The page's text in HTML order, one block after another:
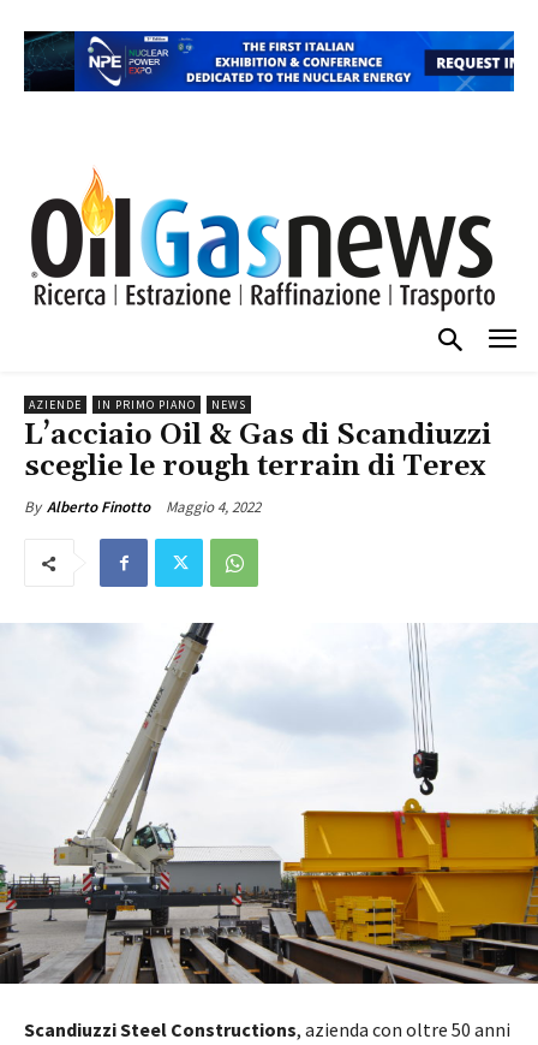
AZIENDE IN PRIMO PIANO NEWS
L’acciaio Oil & Gas di Scandiuzzi
sceglie le rough terrain di Terex
By Alberto Finotto Maggio 4, 2022
Scandiuzzi Steel Constructions, azienda con oltre 50 anni